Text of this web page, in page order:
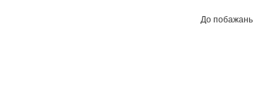
До побажань